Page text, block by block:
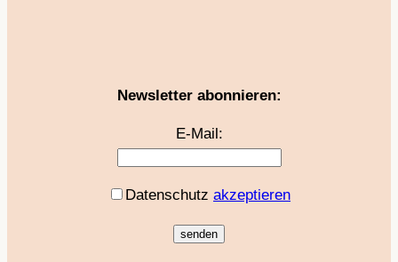
Newsletter abonnieren:
E-Mail:
Datenschutz akzeptieren